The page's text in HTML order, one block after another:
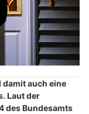
damit auch eine
Laut der
des Bundesamts